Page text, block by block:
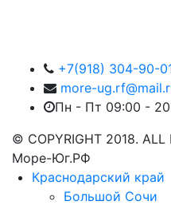
+7(918) 304-90-
more-
Пн - Пт 09:00 -
© COPYRIGHT 2018. ALL
Море-Юг.РФ
Краснодарский край
Большой Сочи